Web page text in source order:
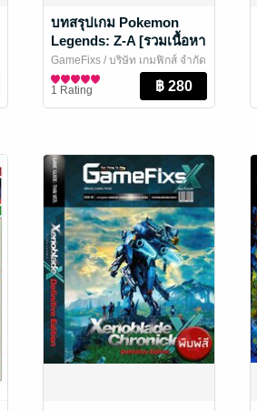
บทสรุปเกม Pokemon
Legends: Z-A [รวมเนื้อหา
บทสรุป+Pokedex/1,030
หน้า/พิมพฺ์สี] [IS179]
GameFixs / บริษัท เกมฟิกส์ จำกัด
นิตยสารการ์ตูนและเกม
1 Rating